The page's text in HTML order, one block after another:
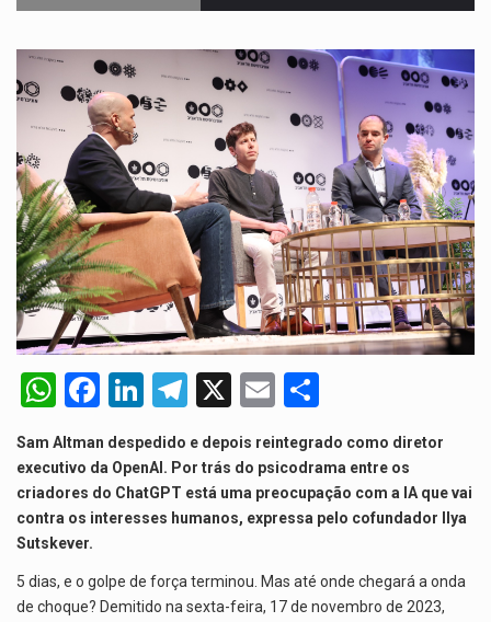
De acordo com as autoridades de saúde da Faixa de…
Um dos casos mais graves envolveu a residência de Sam…
A cidade de Bunia, capital da província de Ituri, tornou-se…
O pagamento marca o desfecho de um dos processos mais…
O programa, cuja implementação está prevista entre abril de 2026…
A nova legislação estabelece um prazo de 180 dias para…
A final coloca frente a frente duas equipas que chegaram…
W
h
at
s
A
p
F
a
ce
b
o
o
k
Li
n
ke
dI
n
T
el
e
gr
a
m
X
E
ail
h
ar
e
Sam Altman despedido e depois reintegrado como diretor
executivo da OpenAI. Por trás do psicodrama entre os
criadores do ChatGPT está uma preocupação com a IA que vai
contra os interesses humanos, expressa pelo cofundador Ilya
Sutskever.
5 dias, e o golpe de força terminou. Mas até onde chegará a onda
de choque? Demitido na sexta-feira, 17 de novembro de 2023,